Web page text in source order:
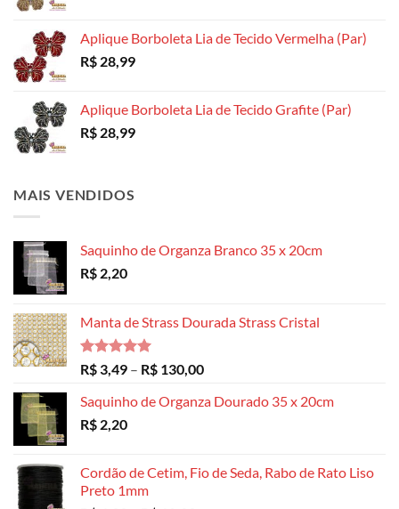
Aplique Borboleta Lia de Tecido Vermelha (Par)
R$ 28,99
Aplique Borboleta Lia de Tecido Grafite (Par)
R$ 28,99
MAIS VENDIDOS
Saquinho de Organza Branco 35 x 20cm
R$ 2,20
Manta de Strass Dourada Strass Cristal
Avaliação
5.00
de 5
R$ 3,49 – R$ 130,00Faixa
preço:
Saquinho de Organza Dourado 35 x 20cm
R$ 2,20
Cordão de Cetim, Fio de Seda, Rabo de Rato Liso
Preto 1mm